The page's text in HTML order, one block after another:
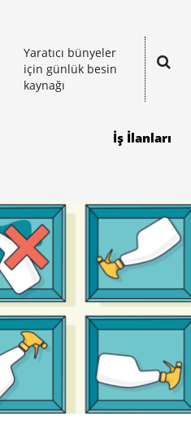
Yaratıcı bünyeler
için günlük besin
kaynağı
İş İlanları